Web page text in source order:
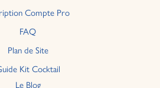
Compte Pro
FAQ
Plan de Site
Kit Cocktail
Le Blog